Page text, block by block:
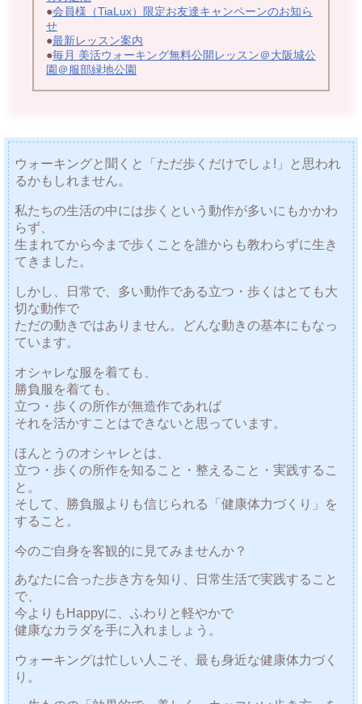
●会員様（TiaLux）限定お友達キャンペーンのお知ら
せ
●最新レッスン案内
●毎月 美活ウォーキング無料公開レッスン＠大阪城公
園＠服部緑地公園
ウォーキングと聞くと「ただ歩くだけでしょ!」と思われ
るかもしれません。
私たちの生活の中には歩くという動作が多いにもかかわ
らず、
生まれてから今まで歩くことを誰からも教わらずに生き
てきました。
しかし、日常で、多い動作である立つ・歩くはとても大
切な動作で
ただの動きではありません。どんな動きの基本にもなっ
ています。
オシャレな服を着ても、
勝負服を着ても、
立つ・歩くの所作が無造作であれば
それを活かすことはできないと思っています。
ほんとうのオシャレとは、
立つ・歩くの所作を知ること・整えること・実践するこ
と。
そして、勝負服よりも信じられる「健康体力づくり」を
すること。
今のご自身を客観的に見てみませんか？
あなたに合った歩き方を知り、日常生活で実践すること
で、
今よりもHappyに、ふわりと軽やかで
健康なカラダを手に入れましょう。
ウォーキングは忙しい人こそ、最も身近な健康体力づく
り。